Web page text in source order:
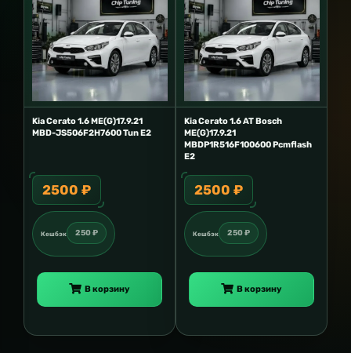
Kia Cerato 1.6 ME(G)17.9.21
MBD-JS506F2H7600 Tun E2
2500 ₽
Кешбэк 250 ₽
В корзину
Kia Cerato 1.6 AT Bosch
ME(G)17.9.21
MBDP1R516F100600 Pcmflash
E2
2500 ₽
Кешбэк 250 ₽
В корзину